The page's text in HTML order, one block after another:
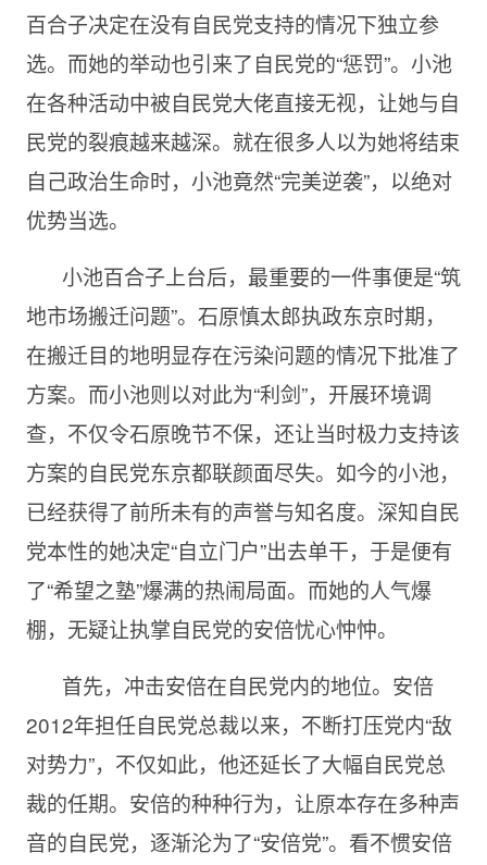
百合子决定在没有自民党支持的情况下独立参
选。而她的举动也引来了自民党的“惩罚”。小池
在各种活动中被自民党大佬直接无视，让她与自
民党的裂痕越来越深。就在很多人以为她将结束
自己政治生命时，小池竟然“完美逆袭”，以绝对
优势当选。
小池百合子上台后，最重要的一件事便是“筑
地市场搬迁问题”。石原慎太郎执政东京时期，
在搬迁目的地明显存在污染问题的情况下批准了
方案。而小池则以对此为“利剑”，开展环境调
查，不仅令石原晚节不保，还让当时极力支持该
方案的自民党东京都联颜面尽失。如今的小池，
已经获得了前所未有的声誉与知名度。深知自民
党本性的她决定“自立门户”出去单干，于是便有
了“希望之塾”爆满的热闹局面。而她的人气爆
棚，无疑让执掌自民党的安倍忧心忡忡。
首先，冲击安倍在自民党内的地位。安倍
2012年担任自民党总裁以来，不断打压党内“敌
对势力”，不仅如此，他还延长了大幅自民党总
裁的任期。安倍的种种行为，让原本存在多种声
音的自民党，逐渐沦为了“安倍党”。看不惯安倍